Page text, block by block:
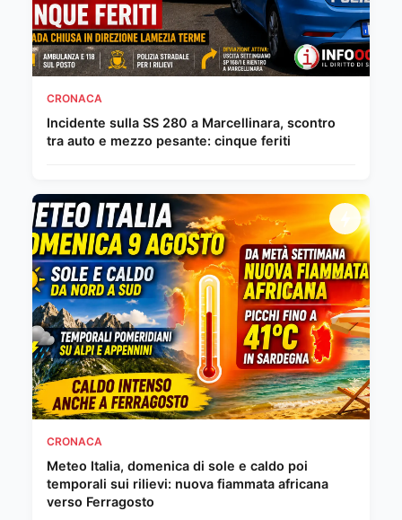
CRONACA
Incidente sulla SS 280 a Marcellinara, scontro
tra auto e mezzo pesante: cinque feriti
CRONACA
Meteo Italia, domenica di sole e caldo poi
temporali sui rilievi: nuova fiammata africana
verso Ferragosto